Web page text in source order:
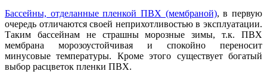
Бассейны, отделанные пленкой ПВХ (мембраной), в первую
очередь отличаются своей неприхотливостью в эксплуатации.
Таким бассейнам не страшны морозные зимы, т.к. ПВХ
мембрана морозоустойчивая и спокойно переносит
минусовые температуры. Кроме этого существует богатый
выбор расцветок пленки ПВХ.